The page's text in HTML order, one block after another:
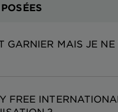
GARNIER MAIS JE
FREE